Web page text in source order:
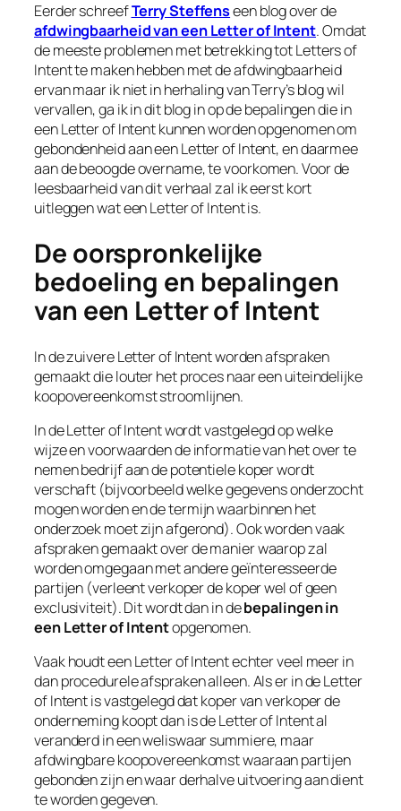
Eerder schreefTerry Steffenseen blog over de
afdwingbaarheid van een Letter of Intent. Omdat
de meeste problemen met betrekking tot Letters of
Intent te maken hebben met de afdwingbaarheid
ervan maar ik niet in herhaling van Terry’s blog wil
vervallen, ga ik in dit blog in op de bepalingen die in
een Letter of Intent kunnen worden opgenomen om
gebondenheid aan een Letter of Intent, en daarmee
aan de beoogde overname, te voorkomen. Voor de
leesbaarheid van dit verhaal zal ik eerst kort
uitleggen wat een Letter of Intent is.
De oorspronkelijke
bedoeling en bepalingen
van een Letter of Intent
In de zuivere Letter of Intent worden afspraken
gemaakt die louter het proces naar een uiteindelijke
koopovereenkomst stroomlijnen.
In de Letter of Intent wordt vastgelegd op welke
wijze en voorwaarden de informatie van het over te
nemen bedrijf aan de potentiele koper wordt
verschaft (bijvoorbeeld welke gegevens onderzocht
mogen worden en de termijn waarbinnen het
onderzoek moet zijn afgerond). Ook worden vaak
afspraken gemaakt over de manier waarop zal
worden omgegaan met andere geïnteresseerde
partijen (verleent verkoper de koper wel of geen
exclusiviteit). Dit wordt dan in debepalingen in
een Letter of Intentopgenomen.
Vaak houdt een Letter of Intent echter veel meer in
dan procedurele afspraken alleen. Als er in de Letter
of Intent is vastgelegd dat koper van verkoper de
onderneming koopt dan is de Letter of Intent al
veranderd in een weliswaar summiere, maar
afdwingbare koopovereenkomst waaraan partijen
gebonden zijn en waar derhalve uitvoering aan dient
te worden gegeven.